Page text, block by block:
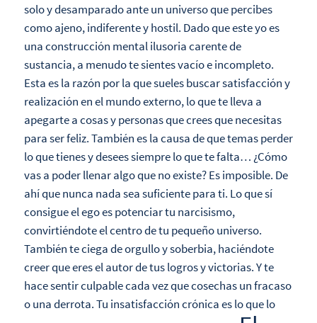
solo y desamparado ante un universo que percibes
como ajeno, indiferente y hostil. Dado que este yo es
una construcción mental ilusoria carente de
sustancia, a menudo te sientes vacío e incompleto.
Esta es la razón por la que sueles buscar satisfacción y
realización en el mundo externo, lo que te lleva a
apegarte a cosas y personas que crees que necesitas
para ser feliz. También es la causa de que temas perder
lo que tienes y desees siempre lo que te falta… ¿Cómo
vas a poder llenar algo que no existe? Es imposible. De
ahí que nunca nada sea suficiente para ti. Lo que sí
consigue el ego es potenciar tu narcisismo,
convirtiéndote el centro de tu pequeño universo.
También te ciega de orgullo y soberbia, haciéndote
creer que eres el autor de tus logros y victorias. Y te
hace sentir culpable cada vez que cosechas un fracaso
o una derrota. Tu insatisfacción crónica es lo que lo